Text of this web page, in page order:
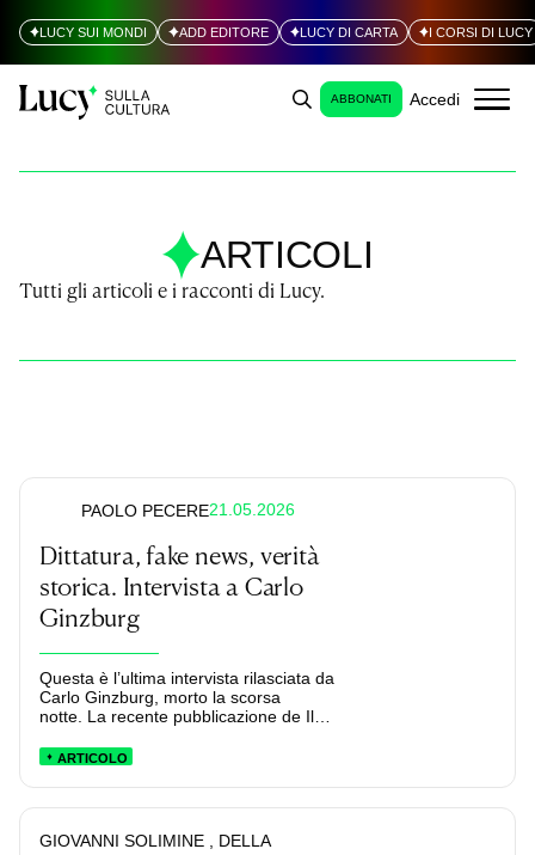
LUCY SUI MONDI ADD EDITORE LUCY DI CARTA I CORSI DI LUCY
ABBONATI Accedi
ARTICOLI
Tutti gli articoli e i racconti di Lucy.
PAOLO PECERE21.05.2026
Dittatura, fake news, verità
storica. Intervista a Carlo
Ginzburg
Questa è l’ultima intervista rilasciata da
Carlo Ginzburg, morto la scorsa
notte. La recente pubblicazione de Il
stata l’occasione per tornare a parlare
fatto parte della sua originalissima
ricerca.
ARTICOLO
GIOVANNI SOLIMINE
, DELLA